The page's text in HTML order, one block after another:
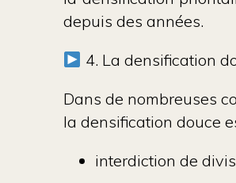
depuis des années.
4. La densification
Dans de nombreuses
la densification douce
interdiction de